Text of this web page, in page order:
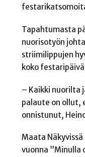
Tapahtumasta
nuorisotyön
striimilippujen
koko
– Kaikki nuorilta
palaute on ollut,
onnistunut,
Maata
vuonna ”Minulla